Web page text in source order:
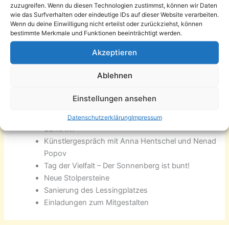
zuzugreifen. Wenn du diesen Technologien zustimmst, können wir Daten
wie das Surfverhalten oder eindeutige IDs auf dieser Website verarbeiten.
Wenn du deine Einwilligung nicht erteilst oder zurückziehst, können
bestimmte Merkmale und Funktionen beeinträchtigt werden.
Akzeptieren
Ablehnen
Einstellungen ansehen
DatenschutzerklärungImpressum
Hefts unter anderem:
Historisches: Vor 120 Jahren: Auftakt zum
öffentlichen Tanz auf dem Sonnenberg
Oasen gefunden
Bürgerplattformen
Erntedankfeste
Neue Schulen
Hilfsangebote und -gesuche
denkART
Künstlergespräch mit Anna Hentschel und Nenad
Popov
Tag der Vielfalt – Der Sonnenberg ist bunt!
Neue Stolpersteine
Sanierung des Lessingplatzes
Einladungen zum Mitgestalten